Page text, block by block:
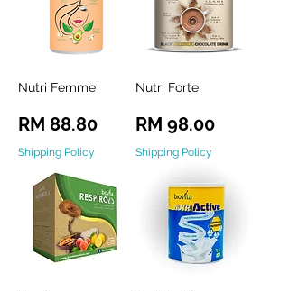
Nutri Femme
Harga
RM 88.80
Shipping Policy
Nutri Forte
Harga
RM 98.00
Shipping Policy